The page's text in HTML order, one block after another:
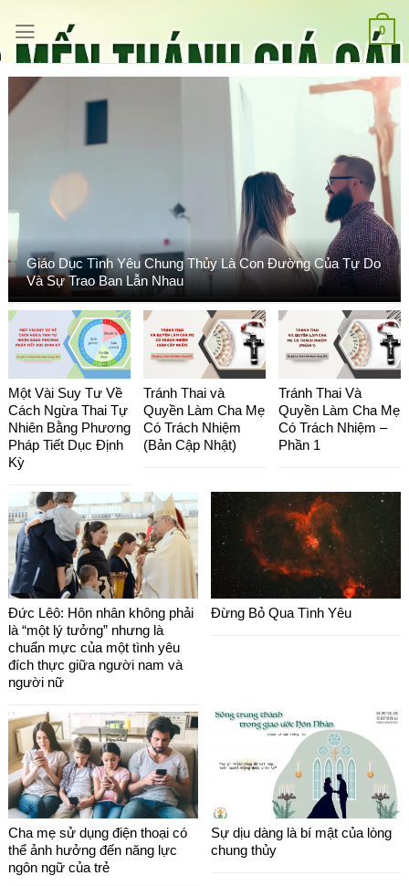
qua
nội
dung
0
Giáo Dục Tình Yêu Chung Thủy Là Con Đường Của Tự Do
Và Sự Trao Ban Lẫn Nhau
Một Vài Suy Tư Về
Cách Ngừa Thai Tự
Nhiên Bằng Phương
Pháp Tiết Dục Định
Kỳ
Tránh Thai và
Quyền Làm Cha Mẹ
Có Trách Nhiệm
(Bản Cập Nhật)
Tránh Thai Và
Quyền Làm Cha Mẹ
Có Trách Nhiệm –
Phần 1
Đức Lêô: Hôn nhân không phải
là “một lý tưởng” nhưng là
chuẩn mực của một tình yêu
đích thực giữa người nam và
người nữ
Đừng Bỏ Qua Tình Yêu
Cha mẹ sử dụng điện thoại có
thể ảnh hưởng đến năng lực
ngôn ngữ của trẻ
Sự dịu dàng là bí mật của lòng
chung thủy